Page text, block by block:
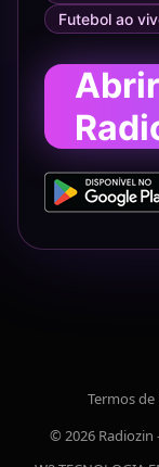
Futebol ao
Termos de
© 2026 Radiozin